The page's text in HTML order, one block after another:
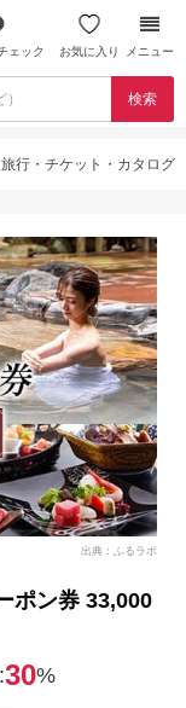
ェック お気に入り メニュー
検索
行・チケット・カタログ
出典：ふるラボ
ポン券 33,000
30%